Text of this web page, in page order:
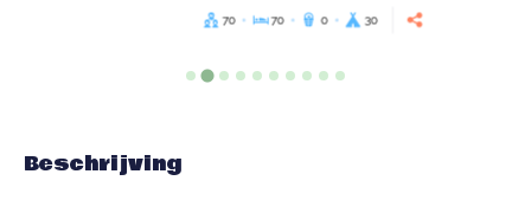
70 70 0 30
Beschrijving